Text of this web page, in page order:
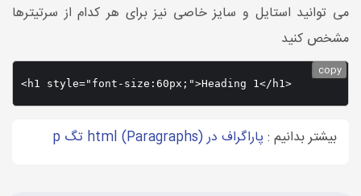
می توانید استایل و سایز خاصی نیز برای هر کدام از سرتیترها
مشخص کنید
<h1 style="font-size:60px;">Heading 1</h1>
copy
بیشتر بدانیم : پاراگراف در html (Paragraphs) تگ p